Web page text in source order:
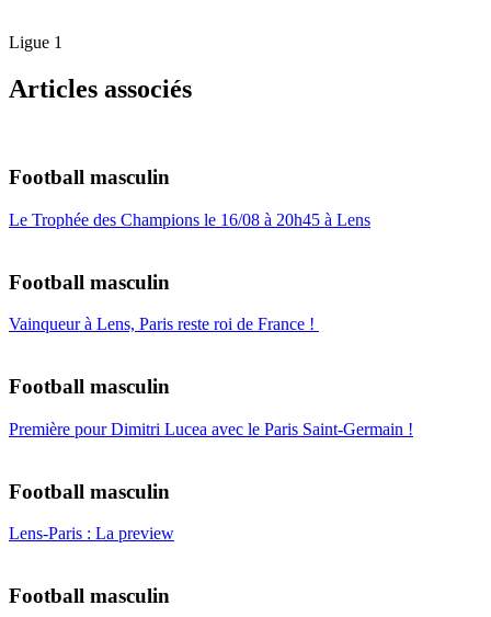
Ligue 1
Articles associés
Football masculin
Le Trophée des Champions le 16/08 à 20h45 à Lens
Football masculin
Vainqueur à Lens, Paris reste roi de France !
Football masculin
Première pour Dimitri Lucea avec le Paris Saint-Germain !
Football masculin
Lens-Paris : La preview
Football masculin